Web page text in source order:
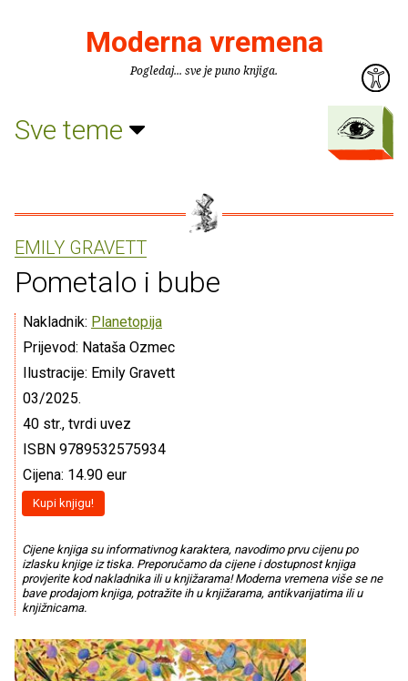
Moderna vremena
Pogledaj... sve je puno knjiga.
Sve teme
EMILY GRAVETT
Pometalo i bube
Nakladnik: Planetopija
Prijevod: Nataša Ozmec
Ilustracije: Emily Gravett
03/2025.
40 str., tvrdi uvez
ISBN 9789532575934
Cijena: 14.90 eur
Kupi knjigu!
Cijene knjiga su informativnog karaktera, navodimo prvu cijenu po
izlasku knjige iz tiska. Preporučamo da cijene i dostupnost knjiga
provjerite kod nakladnika ili u knjižarama! Moderna vremena više se ne
bave prodajom knjiga, potražite ih u knjižarama, antikvarijatima ili u
knjižnicama.